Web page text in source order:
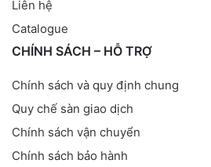
Liên hệ
Catalogue
CHÍNH SÁCH – HỖ TRỢ
Chính sách và quy định chung
Quy chế sàn giao dịch
Chính sách vận chuyển
Chính sách bảo hành